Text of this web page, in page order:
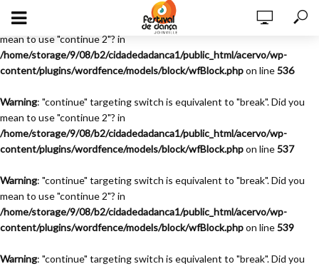
Warning
: "continue" targeting switch is equivalent to "break". Did you
mean to use "continue 2"? in
/home/storage/9/08/b2/cidadedadanca1/public_html/acervo/wp-
content/plugins/wordfence/models/block/wfBlock.phpon line536
Warning: "continue" targeting switch is equivalent to "break". Did you
mean to use "continue 2"? in
/home/storage/9/08/b2/cidadedadanca1/public_html/acervo/wp-
content/plugins/wordfence/models/block/wfBlock.phpon line537
Warning: "continue" targeting switch is equivalent to "break". Did you
mean to use "continue 2"? in
/home/storage/9/08/b2/cidadedadanca1/public_html/acervo/wp-
content/plugins/wordfence/models/block/wfBlock.phpon line539
Warning: "continue" targeting switch is equivalent to "break". Did you